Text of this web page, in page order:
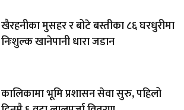
खैरहनीका मुसहर र बोटे बस्तीका ८६ घरधुरीमा
निःशुल्क खानेपानी धारा जडान
कालिकामा भूमि प्रशासन सेवा सुरु, पहिलो